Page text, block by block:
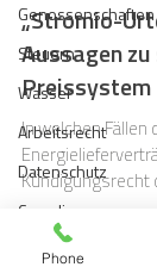
Genossenschaften
Steuern
Wasser
Arbeitsrecht
Datenschutz
Compliance
Gas
„Stromio-
Aussagen
Preissystem
In welchen
Kündigungsrecht
2 EnWG für...
Phone